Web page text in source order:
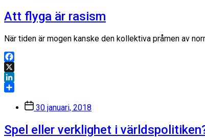
Att flyga är rasism
När tiden är mogen kanske den kollektiva pråmen av
Facebook
X
LinkedIn
Inläggsdatum
30 januari, 2018
Spel eller verklighet i